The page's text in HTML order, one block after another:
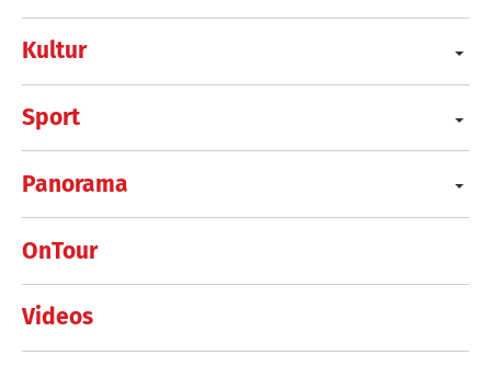
Kultur
Sport
Panorama
OnTour
Videos